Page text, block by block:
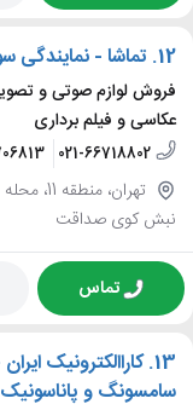
12. تماشا - نمایندگی
فروش لوازم صوتی و
عکاسی و فیلم برداری
021-66718802
تهران،
نبش کوی صداقت
تماس
13. کاراالکترونیک
سامسونگ و پاناسونیک